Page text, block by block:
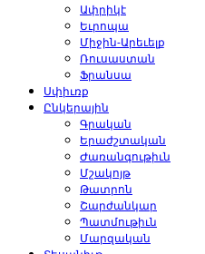
Ափրիկէ
Եւրոպա
Միջին-Արեւելք
Ռուսաստան
Ֆրանսա
Սփիւռք
Ընկերային
Գրական
Երաժշտական
Ժառանգութիւն
Մշակոյթ
Թատրոն
Շարժանկար
Պատմութիւն
Մարզական